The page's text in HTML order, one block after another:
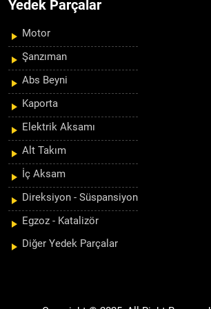
Yedek Parçalar
Motor
Şanzıman
Abs Beyni
Kaporta
Elektrik Aksamı
Alt Takım
İç Aksam
Direksiyon - Süspansiyon
Egzoz - Katalizör
Diğer Yedek Parçalar